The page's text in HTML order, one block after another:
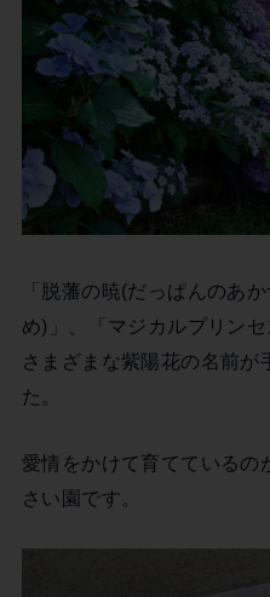
「脱藩の暁(だっぱんのあ
め)」、「マジカルプリン
さまざまな紫陽花の名前が
た。
愛情をかけて育てているの
さい園です。